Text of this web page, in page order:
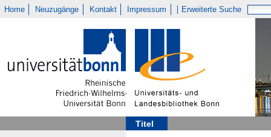
Home Neuzugänge Kontakt Impressum Erweiterte Suche
Titel